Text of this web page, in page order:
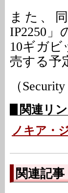
また、
IP2250」
10ギガ
売する予
（
関連リ
ノキア・
関連記事